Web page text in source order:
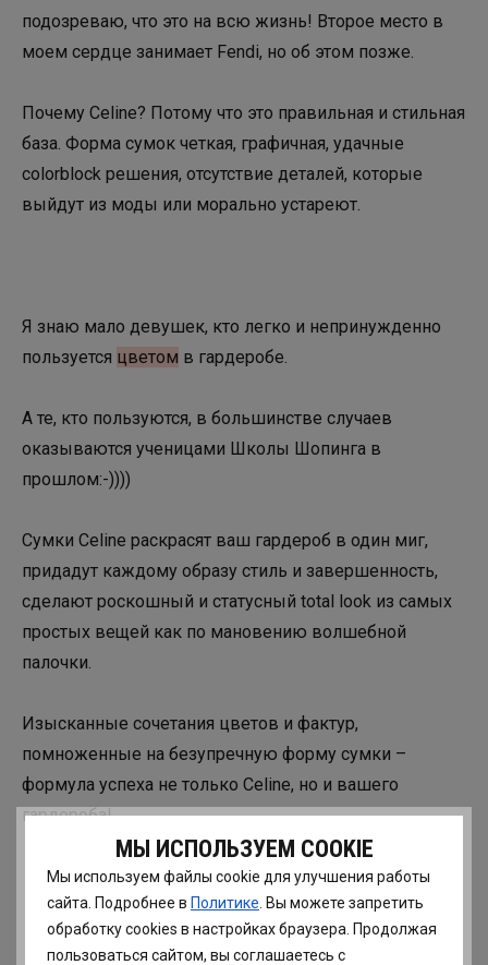
МЫ ИСПОЛЬЗУЕМ COOKIE
Мы используем файлы cookie для улучшения работы
сайта. Подробнее в Политике . Вы можете запретить
обработку сookies в настройках браузера. Продолжая
пользоваться сайтом, вы соглашаетесь с
подозреваю, что это на всю жизнь! Второе место в
моем сердце занимает Fendi, но об этом позже.
Почему Celine? Потому что это правильная и стильная
база. Форма сумок четкая, графичная, удачные
colorblock решения, отсутствие деталей, которые
выйдут из моды или морально устареют.
Я знаю мало девушек, кто легко и непринужденно
пользуется цветом в гардеробе.
А те, кто пользуются, в большинстве случаев
оказываются ученицами Школы Шопинга в
прошлом:-))))
Сумки Celine раскрасят ваш гардероб в один миг,
придадут каждому образу стиль и завершенность,
сделают роскошный и статусный total look из самых
простых вещей как по мановению волшебной
палочки.
Изысканные сочетания цветов и фактур,
помноженные на безупречную форму сумки –
формула успеха не только Celine, но и вашего
гардероба!